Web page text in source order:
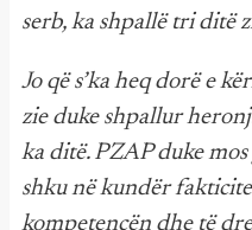
serb, ka shpallë tri ditë
Jo që s’ka heq dorë e
zie duke shpallur
ka ditë. PZAP duke
shku në kundër
kompetencën dhe të